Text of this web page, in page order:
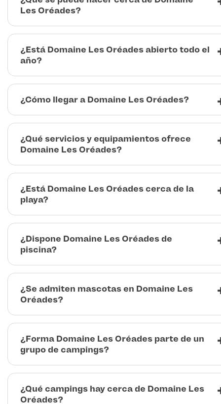
Les Oréades?
¿Está Domaine Les Oréades abierto todo el
año?
¿Cómo llegar a Domaine Les Oréades?
¿Qué servicios y equipamientos ofrece
Domaine Les Oréades?
¿Está Domaine Les Oréades cerca de la
playa?
¿Dispone Domaine Les Oréades de
piscina?
¿Se admiten mascotas en Domaine Les
Oréades?
¿Forma Domaine Les Oréades parte de un
grupo de campings?
¿Qué campings hay cerca de Domaine Les
Oréades?